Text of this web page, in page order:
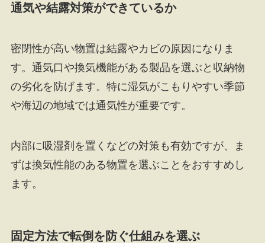
通気や結露対策ができているか
密閉性が高い物置は結露やカビの原因になりま
す。通気口や換気機能がある製品を選ぶと収納物
の劣化を防げます。特に湿気がこもりやすい季節
や海辺の地域では通気性が重要です。
内部に吸湿剤を置くなどの対策も有効ですが、ま
ずは換気性能のある物置を選ぶことをおすすめし
ます。
固定方法で転倒を防ぐ仕組みを選ぶ